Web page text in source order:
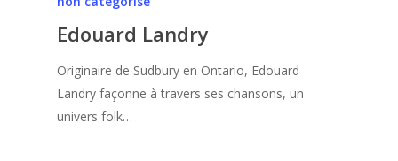
Edouard Landry
Originaire de Sudbury en Ontario, Edouard
Landry façonne à travers ses chansons, un
univers folk…